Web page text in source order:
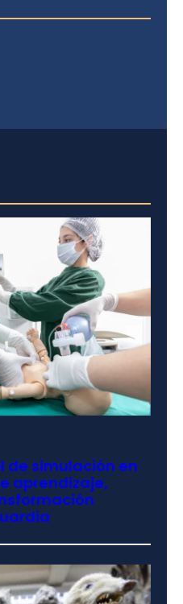
de simulación en
aprendizaje,